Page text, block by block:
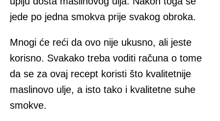
jede po jedna smokva prije svakog obroka.
Mnogi će reći da ovo nije ukusno, ali jeste
korisno. Svakako treba voditi računa o tome
da se za ovaj recept koristi što kvalitetnije
maslinovo ulje, a isto tako i kvalitetne suhe
smokve.